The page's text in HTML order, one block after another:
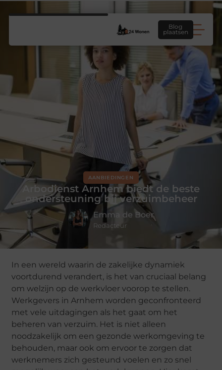
Blog
plaatsen
AANBIEDINGEN
Arbodienst Arnhem biedt de beste
ondersteuning bij verzuimbeheer
Emma de Boer
Redacteur
In een wereld waarin de zakelijke dynamiek
voortdurend verandert, is het van cruciaal belang
om welzijn op de werkvloer voorop te stellen.
Werkgevers in Arnhem worden geconfronteerd
met vele uitdagingen als het gaat om het
beheren van verzuim. Het is niet alleen
noodzakelijk om een gezonde werkomgeving te
behouden, maar ook om ervoor te zorgen dat
werknemers zich gesteund voelen en zo snel